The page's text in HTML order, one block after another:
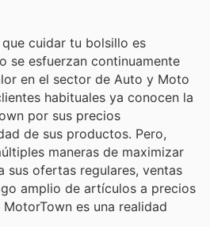
cuidar tu bolsillo es
se esfuerzan continuamente
en el sector de Auto y Moto
habituales ya conocen la
por sus precios
de sus productos. Pero,
maneras de maximizar
sus ofertas regulares, ventas
amplio de artículos a precios
es una realidad